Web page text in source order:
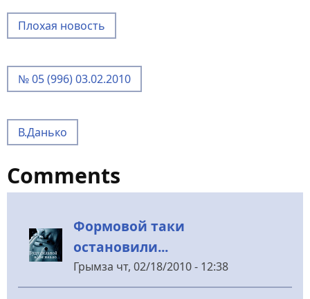
Плохая новость
№ 05 (996) 03.02.2010
В.Данько
Comments
Формовой таки
остановили...
Грымза чт, 02/18/2010 - 12:38